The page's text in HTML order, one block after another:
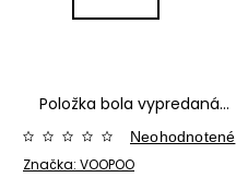
Položka bola vypredaná…
Značka: VOOPOO
Neohodnotené